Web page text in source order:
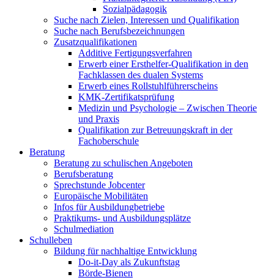
Sozialpädagogik
Suche nach Zielen, Interessen und Qualifikation
Suche nach Berufsbezeichnungen
Zusatzqualifikationen
Additive Fertigungsverfahren
Erwerb einer Ersthelfer-Qualifikation in den
Fachklassen des dualen Systems
Erwerb eines Rollstuhlführerscheins
KMK-Zertifikatsprüfung
Medizin und Psychologie – Zwischen Theorie
und Praxis
Qualifikation zur Betreuungskraft in der
Fachoberschule
Beratung
Beratung zu schulischen Angeboten
Berufsberatung
Sprechstunde Jobcenter
Europäische Mobilitäten
Infos für Ausbildungbetriebe
Praktikums- und Ausbildungsplätze
Schulmediation
Schulleben
Bildung für nachhaltige Entwicklung
Do-it-Day als Zukunftstag
Börde-Bienen